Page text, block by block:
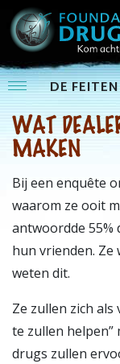
DE
WAT
MAKEN
Bij een enquête
waarom ze ooit
antwoordde 55%
hun vrienden. Ze
weten dit.
Ze zullen zich
te zullen helpen”
drugs zullen